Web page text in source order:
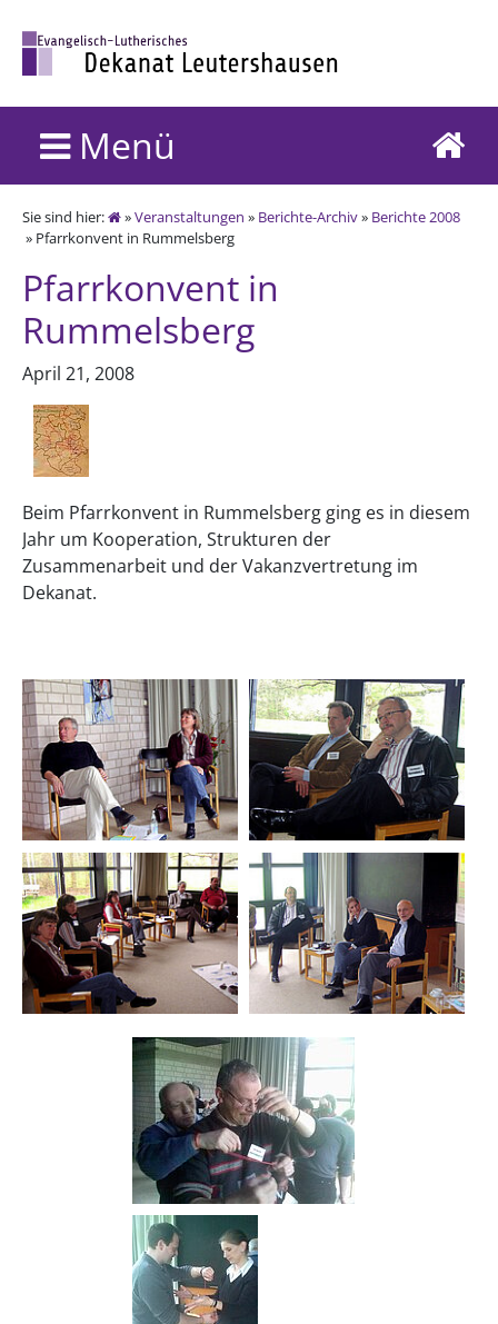
Menü
Sie sind hier: »Veranstaltungen » Berichte-Archiv» Berichte 2008
» Pfarrkonvent in Rummelsberg
Pfarrkonvent in
Rummelsberg
April 21, 2008
Beim Pfarrkonvent in Rummelsberg ging es in diesem
Jahr um Kooperation, Strukturen der
Zusammenarbeit und der Vakanzvertretung im
Dekanat.